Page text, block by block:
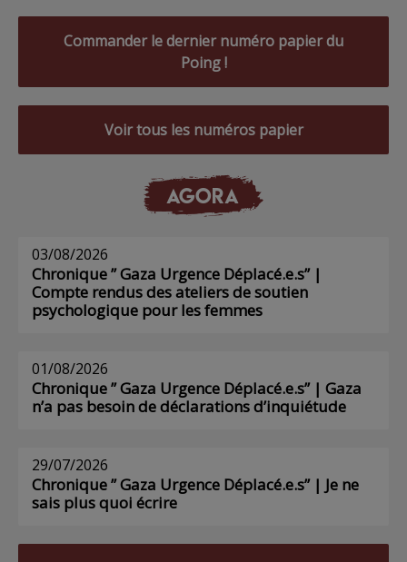
Commander le dernier numéro papier du
Poing !
Voir tous les numéros papier
AGORA
03/08/2026
Chronique ” Gaza Urgence Déplacé.e.s” |
Compte rendus des ateliers de soutien
psychologique pour les femmes
01/08/2026
Chronique ” Gaza Urgence Déplacé.e.s” | Gaza
n’a pas besoin de déclarations d’inquiétude
29/07/2026
Chronique ” Gaza Urgence Déplacé.e.s” | Je ne
sais plus quoi écrire